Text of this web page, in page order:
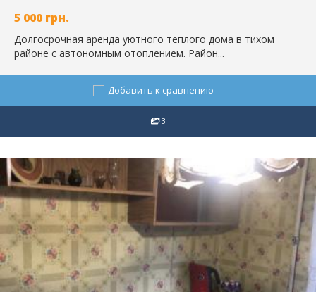
5 000 грн.
Долгосрочная аренда уютного теплого дома в тихом
районе с автономным отоплением. Район...
Добавить к сравнению
3